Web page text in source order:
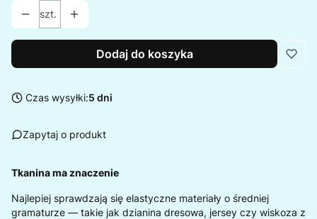
szt.
Dodaj do koszyka
Czas wysyłki:5 dni
Zapytaj o produkt
Tkanina ma znaczenie
Najlepiej sprawdzają się elastyczne materiały o średniej
gramaturze — takie jak dzianina dresowa, jersey czy wiskoza z